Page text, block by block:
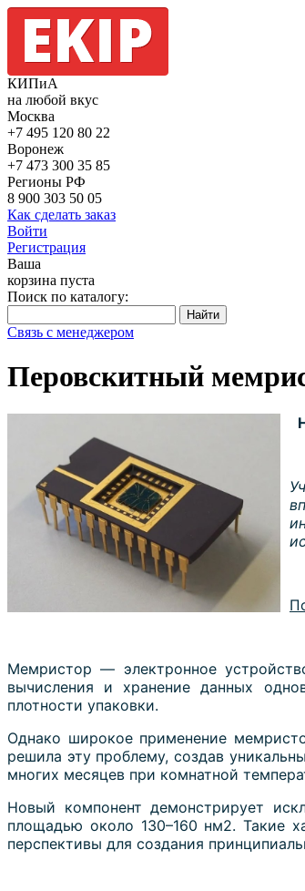
КИПиА
на любой вкус
Москва
+7 495 120 80 22
Воронеж
+7 473 300 35 85
Регионы РФ
8 900 303 50 05
Как сделать заказ
Войти
Регистрация
Ваша
корзина пуста
Поиск по каталогу:
Связь с менеджером
Перовскитный
Мемристор — электронное
вычисления и хранение данных
плотности упаковки.
Однако широкое применение
решила эту проблему, создав
многих месяцев при комнатной
Новый компонент демонстрирует
площадью около 130–160 нм2. Такие
перспективы для создания